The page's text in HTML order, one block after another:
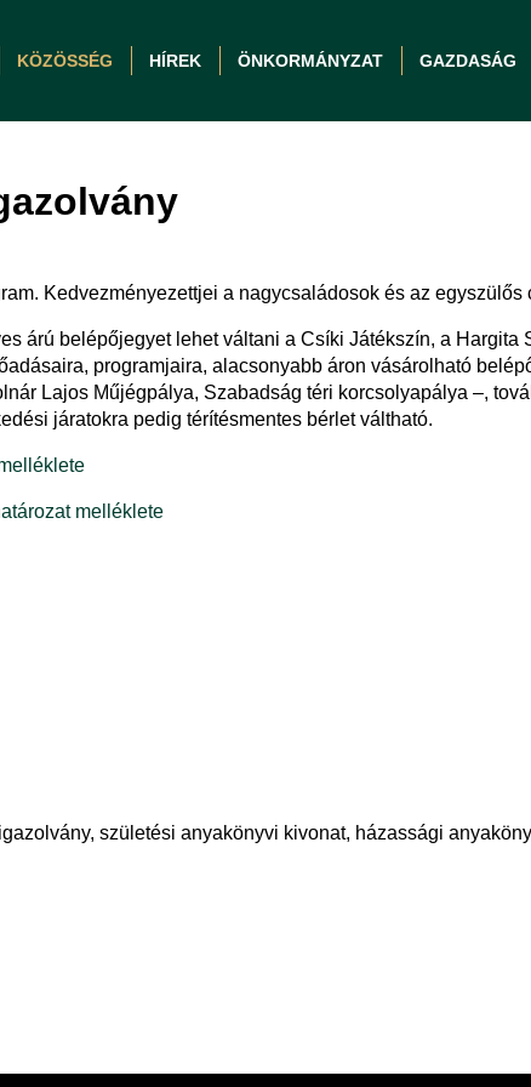
KÖZÖSSÉG HÍREK ÖNKORMÁNYZAT GAZDASÁG
Kedvezményezettjei a nagycsaládosok és az egyszülős
árú belépőjegyet lehet váltani a Csíki Játékszín, a
programjaira, alacsonyabb áron vásárolható
Lajos Műjégpálya, Szabadság téri korcsolyapálya –,
járatokra pedig térítésmentes bérlet váltható.
melléklete
születési anyakönyvi kivonat, házassági